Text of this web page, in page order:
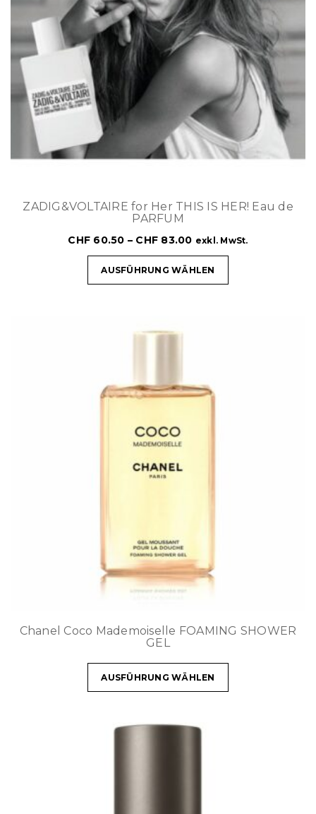
ZADIG&VOLTAIRE for Her THIS IS HER! Eau de
PARFUM
CHF 60.50 – CHF 83.00 exkl. MwSt.
AUSFÜHRUNG WÄHLEN
Chanel Coco Mademoiselle FOAMING SHOWER
GEL
AUSFÜHRUNG WÄHLEN